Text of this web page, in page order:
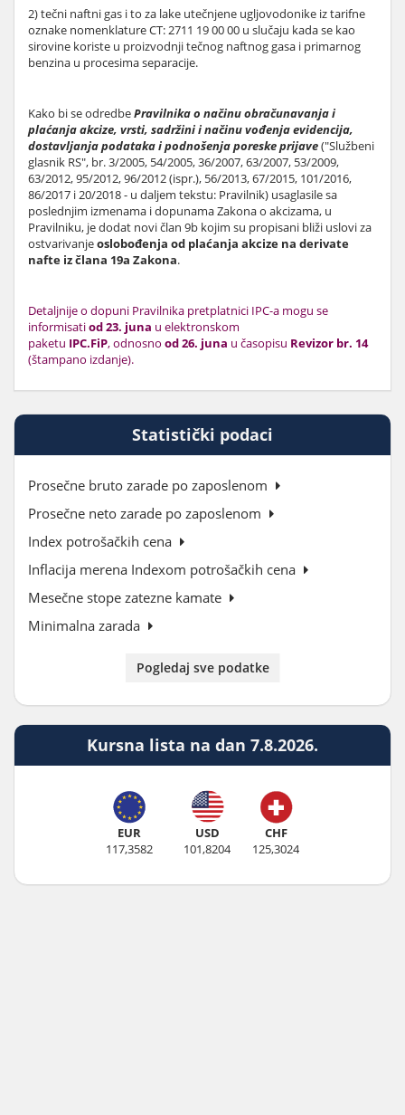
2) tečni naftni gas i to za lake utečnjene ugljovodonike iz tarifne
oznake nomenklature CT: 2711 19 00 00 u slučaju kada se kao
sirovine koriste u proizvodnji tečnog naftnog gasa i primarnog
benzina u procesima separacije.
Kako bi se odredbePravilnika o načinu obračunavanja i
plaćanja akcize, vrsti, sadržini i načinu vođenja evidencija,
dostavljanja podataka i podnošenja poreske prijave("Službeni
glasnik RS", br. 3/2005, 54/2005, 36/2007, 63/2007, 53/2009,
63/2012, 95/2012, 96/2012 (ispr.), 56/2013, 67/2015, 101/2016,
86/2017 i 20/2018 - u daljem tekstu: Pravilnik) usaglasile sa
poslednjim izmenama i dopunama Zakona o akcizama, u
Pravilniku, je dodat novi član 9b kojim su propisani bliži uslovi za
ostvarivanjeoslobođenja od plaćanja akcize na derivate
nafte iz člana 19a Zakona.
Detaljnije o dopuni Pravilnika pretplatnici IPC-a mogu se
informisatiod 23. juna u elektronskom
paketu IPC.FiP, odnosno od 26. juna u časopisu Revizor br. 14
(štampano izdanje).
Statistički podaci
Prosečne bruto zarade po zaposlenom
Prosečne neto zarade po zaposlenom
Index potrošačkih cena
Inflacija merena Indexom potrošačkih cena
Mesečne stope zatezne kamate
Minimalna zarada
Pogledaj sve podatke
Kursna lista na dan 7.8.2026.
EUR
117,3582
USD
101,8204
CHF
125,3024